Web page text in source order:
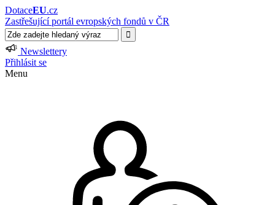
DotaceEU.cz
Zastřešující portál evropských fondů v ČR
Newslettery
Přihlásit se
Menu